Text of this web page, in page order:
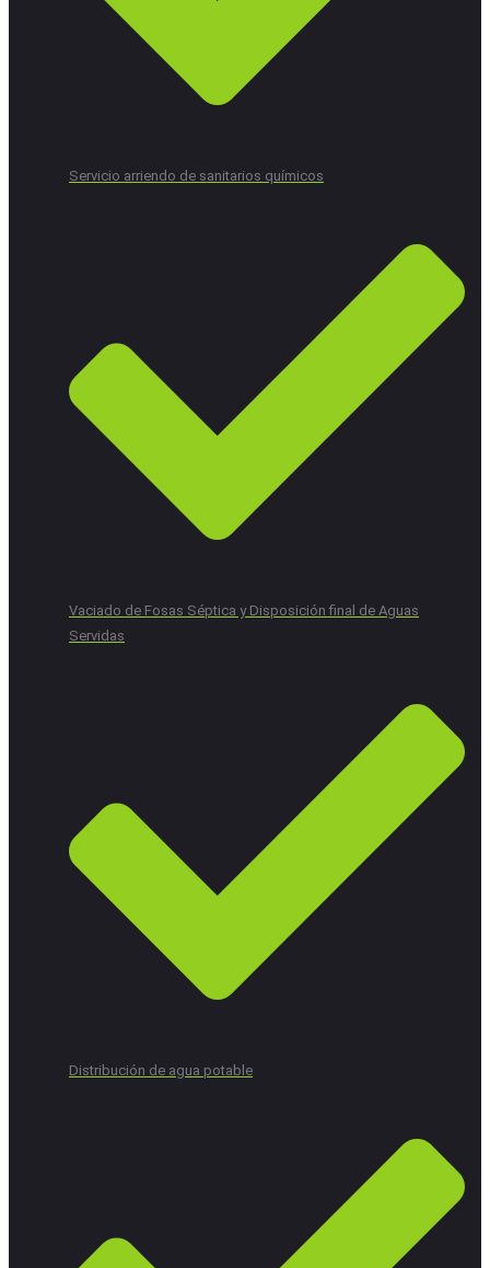
Servicio arriendo de sanitarios químicos
Vaciado de Fosas Séptica y Disposición final de Aguas
Servidas
Distribución de agua potable